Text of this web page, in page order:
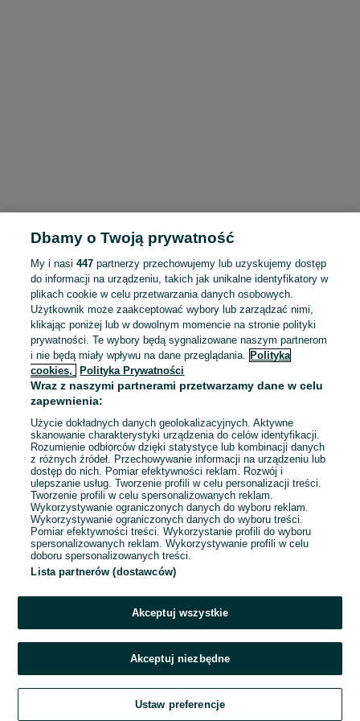
To ogłoszenie nie jest już dostępne
Przejdź na stronę główną
Dbamy o Twoją prywatność
My i nasi447 partnerzy przechowujemy lub uzyskujemy dostęp
do informacji na urządzeniu, takich jak unikalne identyfikatory w
plikach cookie w celu przetwarzania danych osobowych.
Użytkownik może zaakceptować wybory lub zarządzać nimi,
klikając poniżej lub w dowolnym momencie na stronie polityki
prywatności. Te wybory będą sygnalizowane naszym partnerom
i nie będą miały wpływu na dane przeglądania. Polityka
cookies,
Polityka Prywatności
Wraz z naszymi partnerami przetwarzamy dane w celu
zapewnienia:
Użycie dokładnych danych geolokalizacyjnych. Aktywne
skanowanie charakterystyki urządzenia do celów identyfikacji.
Rozumienie odbiorców dzięki statystyce lub kombinacji danych
z różnych źródeł. Przechowywanie informacji na urządzeniu lub
dostęp do nich. Pomiar efektywności reklam. Rozwój i
ulepszanie usług. Tworzenie profili w celu personalizacji treści.
Tworzenie profili w celu spersonalizowanych reklam.
Wykorzystywanie ograniczonych danych do wyboru reklam.
Wykorzystywanie ograniczonych danych do wyboru treści.
Pomiar efektywności treści. Wykorzystanie profili do wyboru
spersonalizowanych reklam. Wykorzystywanie profili w celu
doboru spersonalizowanych treści.
Lista partnerów (dostawców)
Akceptuj wszystkie
Akceptuj niezbędne
Ustaw preferencje